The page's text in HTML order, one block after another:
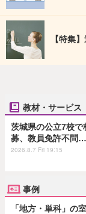
【特集
教材・サービス
茨城県の公立7校で
募、教員免許不問
2026.8.7 Fri 19:15
事例
「地方・単科」の